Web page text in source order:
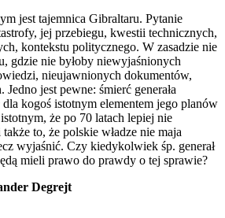
jest tajemnica Gibraltaru. Pytanie
jej przebiegu, kwestii technicznych,
kontekstu politycznego. W zasadzie nie
gdzie nie byłoby niewyjaśnionych
nieujawnionych dokumentów,
jest pewne: śmierć generała
dla kogoś istotnym elementem jego planów
że po 70 latach lepiej nie
to, że polskie władze nie maja
wyjaśnić. Czy kiedykolwiek śp. generał
mieli prawo do prawdy o tej sprawie?
Degrejt